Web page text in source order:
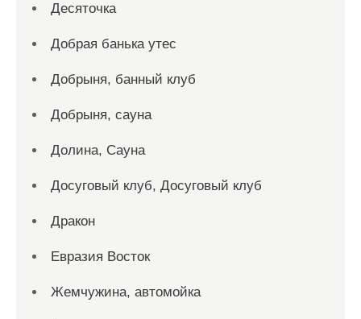
Десяточка
Добрая банька утес
Добрыня, банный клуб
Добрыня, сауна
Долина, Сауна
Досуговый клуб, Досуговый клуб
Дракон
Евразия Восток
Жемчужина, автомойка